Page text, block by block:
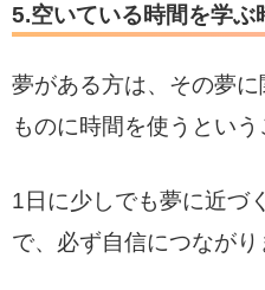
5.空いている時間を学ぶ
夢がある方は、その夢
ものに時間を使うという
1日に少しでも夢に近づ
で、必ず自信につながり